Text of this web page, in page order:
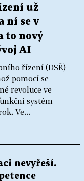
už
ní se v
to nový
AI
řízení (DSŘ)
pomocí se
revoluce ve
systém
Ve...
nevyřeší.